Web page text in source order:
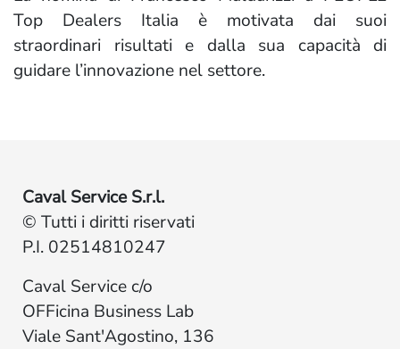
Top Dealers Italia è motivata dai suoi
straordinari risultati e dalla sua capacità di
guidare l’innovazione nel settore.
Caval Service S.r.l.
© Tutti i diritti riservati
P.I. 02514810247
Caval Service c/o
OFFicina Business Lab
Viale Sant'Agostino, 136